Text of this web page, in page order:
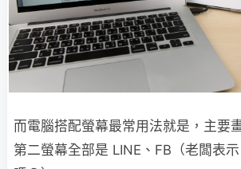
而電腦搭配螢幕最常用法就是，主要
第二螢幕全部是 LINE、FB（老闆表